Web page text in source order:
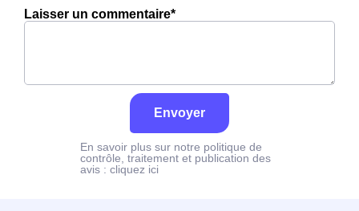
Laisser un commentaire*
Envoyer
En savoir plus sur notre politique de
contrôle, traitement et publication des
avis : cliquez ici